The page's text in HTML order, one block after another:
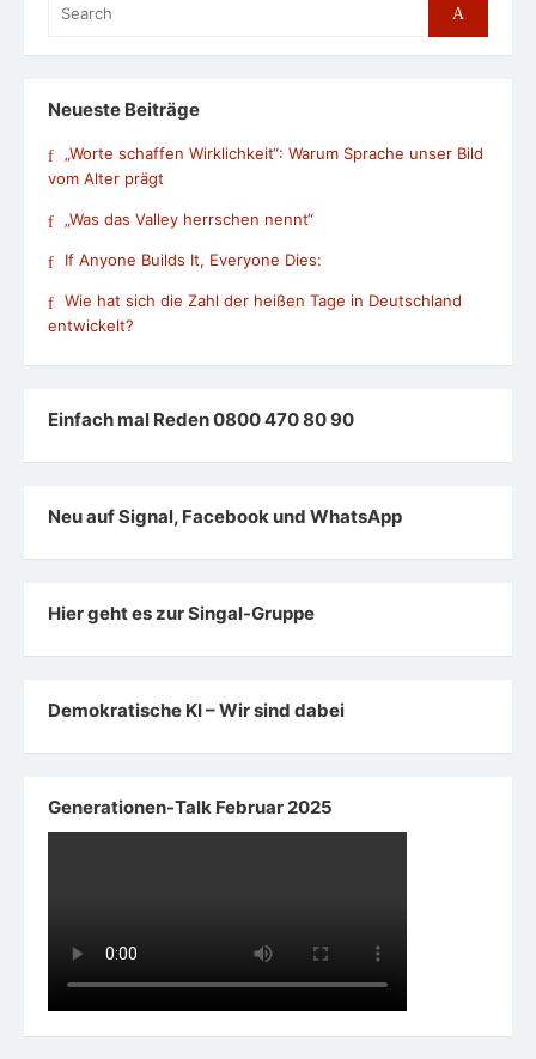
for:
Search
Neueste Beiträge
„Worte schaffen Wirklichkeit“: Warum Sprache unser Bild
vom Alter prägt
„Was das Valley herrschen nennt“
If Anyone Builds It, Everyone Dies:
Wie hat sich die Zahl der heißen Tage in Deutschland
entwickelt?
Einfach mal Reden 0800 470 80 90
Neu auf Signal, Facebook und WhatsApp
Hier geht es zur Singal-Gruppe
Demokratische KI – Wir sind dabei
Generationen-Talk Februar 2025